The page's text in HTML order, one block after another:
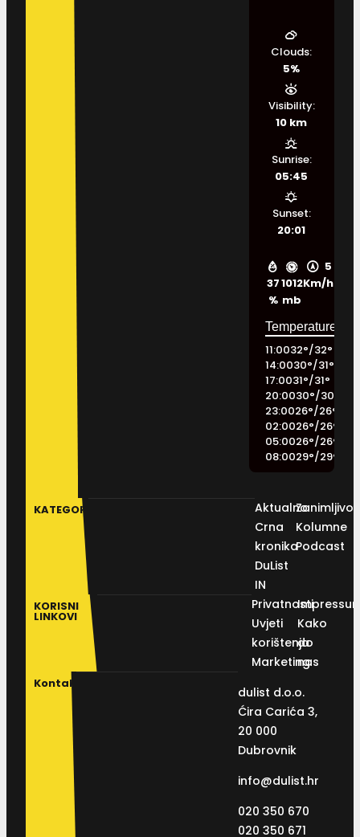
37
%
1012
mb
5
Km/h
Clouds:
5%
Visibility:
10 km
Sunrise:
05:45
Sunset:
20:01
11:0032°/32°
14:0030°/31°
17:0031°/31°
20:0030°/30
23:0026°/26°
02:0026°/26°
05:0026°/26°
08:0029°/29°
KATEGORIJE
Aktualno
Crna
kronika
DuList
IN
Kolumne
Podcast
KORISNI
LINKOVI
Privatnosti
Uvjeti
korištenja
Marketing
Kako
do
nas
Kontakt
dulist d.o.o.
Ćira Carića 3,
20 000
Dubrovnik
info@dulist.hr
020 350 670
020 350 671